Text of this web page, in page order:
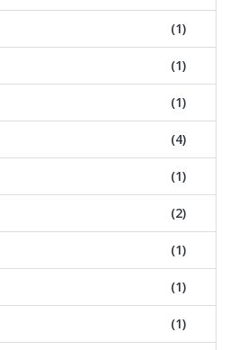
(1)
(1)
(1)
(4)
(1)
(2)
(1)
(1)
(1)